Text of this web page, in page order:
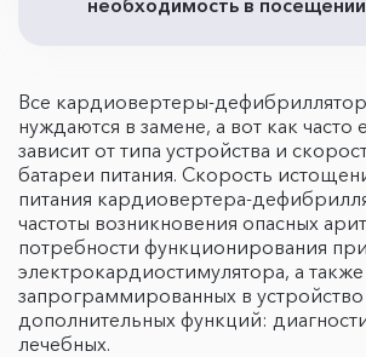
необходимость в
Все кардиовертеры-
нуждаются в замене, а вот как часто
зависит от типа устройства и
батареи питания. Скорость
питания кардиовертера-
частоты возникновения опасных
потребности функционирования
электрокардиостимулятора, а также
запрограммированных в устройство
дополнительных функций:
лечебных.